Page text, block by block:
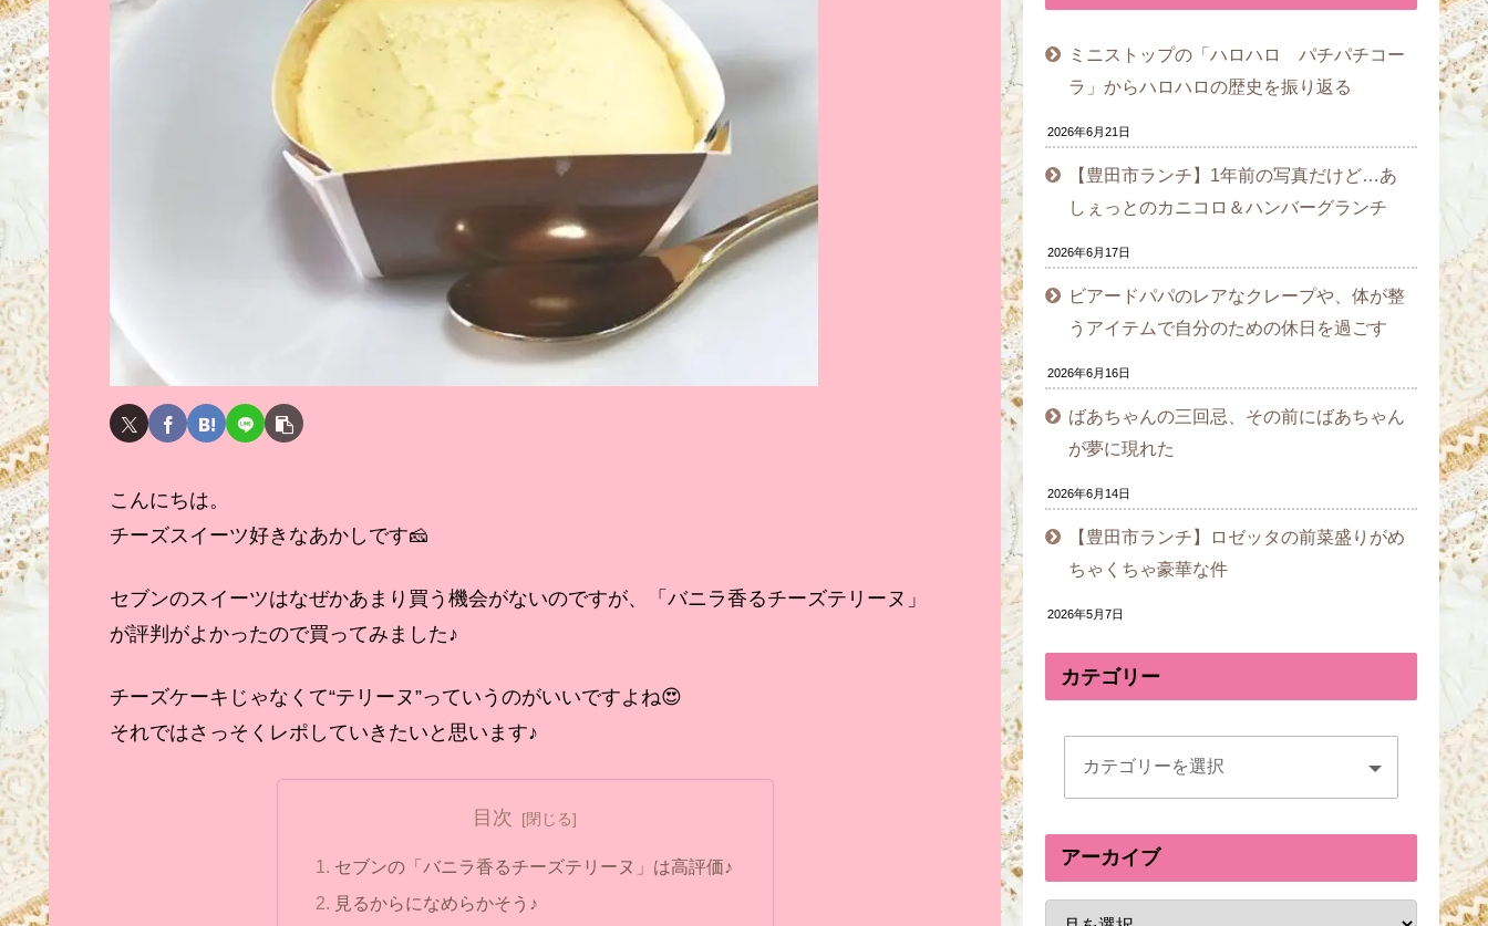
こんにちは。
チーズスイーツ好きなあかしです🧀
セブンのスイーツはなぜかあまり買う機会がないのですが、「バニラ香るチーズテリーヌ」
が評判がよかったので買ってみました♪
チーズケーキじゃなくて“テリーヌ”っていうのがいいですよね😍
それではさっそくレポしていきたいと思います♪
目次
セブンの「バニラ香るチーズテリーヌ」は高評価♪
見るからになめらかそう♪
ミニストップの「ハロハロ パチパチコー
ラ」からハロハロの歴史を振り返る
2026年6月21日
【豊田市ランチ】1年前の写真だけど…あ
しぇっとのカニコロ＆ハンバーグランチ
2026年6月17日
ビアードパパのレアなクレープや、体が整
うアイテムで自分のための休日を過ごす
2026年6月16日
ばあちゃんの三回忌、その前にばあちゃん
が夢に現れた
2026年6月14日
【豊田市ランチ】ロゼッタの前菜盛りがめ
ちゃくちゃ豪華な件
2026年5月7日
カテゴリー
アーカイブ